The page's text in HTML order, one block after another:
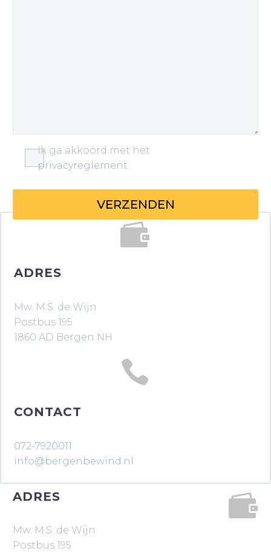
Ik ga akkoord met het
privacyreglement


ADRES
Mw. M.S. de Wijn
Postbus 195
1860 AD Bergen NH


CONTACT
072-7920011
info@bergenbewind.nl


ADRES
Mw. M.S. de Wijn
Postbus 195